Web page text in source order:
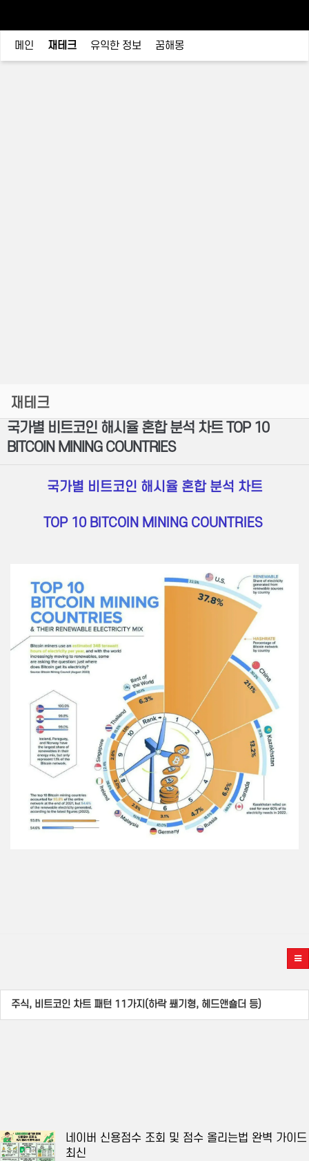
메인 재테크 유익한 정보 꿈해몽
재테크
국가별 비트코인 해시율 혼합 분석 차트 TOP 10
BITCOIN MINING COUNTRIES
국가별 비트코인 해시율 혼합 분석 차트
TOP 10 BITCOIN MINING COUNTRIES
주식, 비트코인 차트 패턴 11가지(하락 쐐기형, 헤드앤숄더 등)
네이버 신용점수 조회 및 점수 올리는법 완벽 가이드
최신